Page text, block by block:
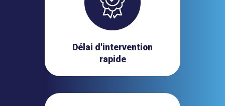
Délai d'intervention
rapide